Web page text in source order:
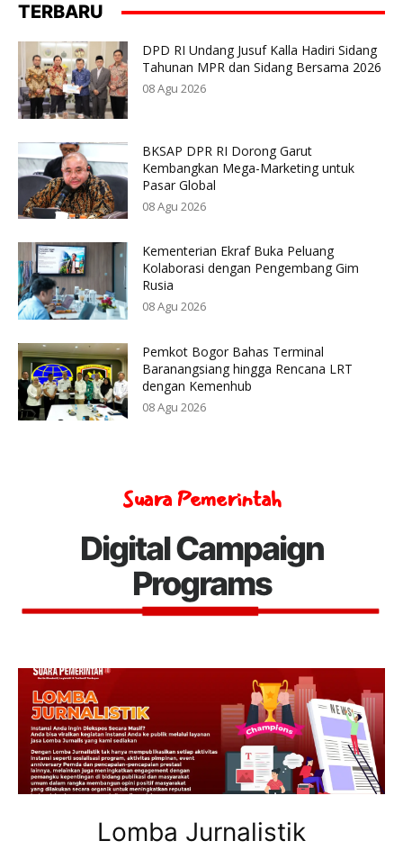
TERBARU
DPD RI Undang Jusuf Kalla Hadiri Sidang
Tahunan MPR dan Sidang Bersama 2026
08 Agu 2026
BKSAP DPR RI Dorong Garut
Kembangkan Mega-Marketing untuk
Pasar Global
08 Agu 2026
Kementerian Ekraf Buka Peluang
Kolaborasi dengan Pengembang Gim
Rusia
08 Agu 2026
Pemkot Bogor Bahas Terminal
Baranangsiang hingga Rencana LRT
dengan Kemenhub
08 Agu 2026
Suara Pemerintah
Digital Campaign
Programs
Lomba Jurnalistik